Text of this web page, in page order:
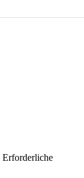
Erforderliche